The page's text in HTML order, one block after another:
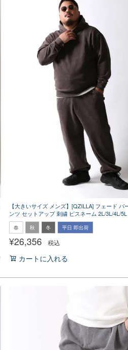
【大きいサイズ メンズ】[QZILLA] フェード パ
ンツ セットアップ 刺繍 ピスネーム 2L/3L/4L/5L
春 秋 冬 平日 即出荷
¥26,356 税込
カートに入れる